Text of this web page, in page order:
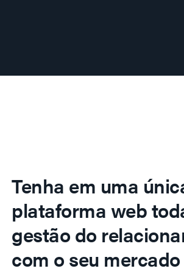
Tenha em uma
plataforma web
gestão do
com o seu